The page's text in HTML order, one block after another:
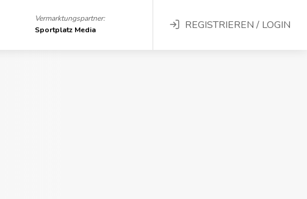
Vermarktungspartner:
Sportplatz Media
REGISTRIEREN / LOGIN